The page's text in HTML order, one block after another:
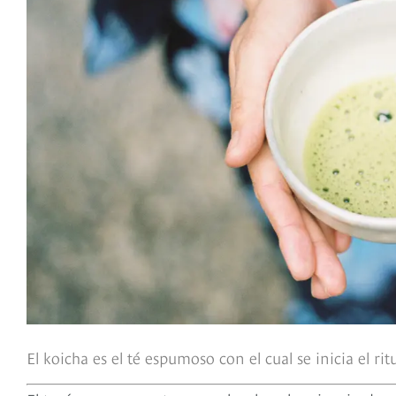
El koicha es el té espumoso con el cual se inicia el